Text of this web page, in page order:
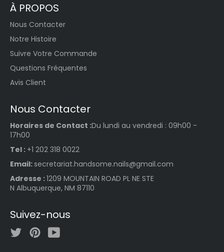
À PROPOS
Nous Contacter
Notre Histoire
Suivre Votre Commande
Questions Fréquentes
Avis Client
Nous Contacter
Horaires de Contact :Du lundi au vendredi : 09h00 -
17h00
Tel : +1 202 318 0022
Email: secretariat.handsome.nails@gmail.com
Adresse :1209 MOUNTAIN ROAD PL NE STE
N Albuquerque, NM 87110
Suivez-nous
TwitterPinterest